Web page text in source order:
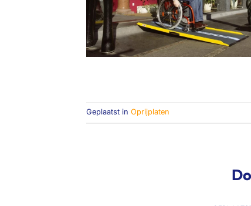
Geplaatst in Oprijplaten